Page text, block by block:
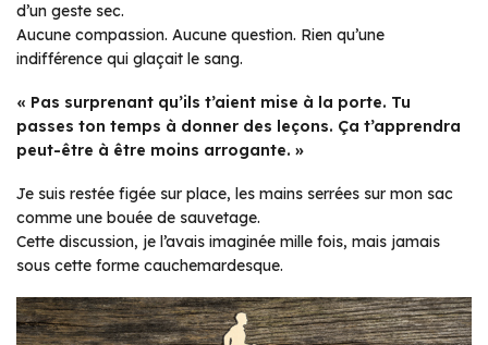
d’un geste sec.
Aucune compassion. Aucune question. Rien qu’une
indifférence qui glaçait le sang.
« Pas surprenant qu’ils t’aient mise à la porte. Tu
passes ton temps à donner des leçons. Ça t’apprendra
peut-être à être moins arrogante. »
Je suis restée figée sur place, les mains serrées sur mon sac
comme une bouée de sauvetage.
Cette discussion, je l’avais imaginée mille fois, mais jamais
sous cette forme cauchemardesque.